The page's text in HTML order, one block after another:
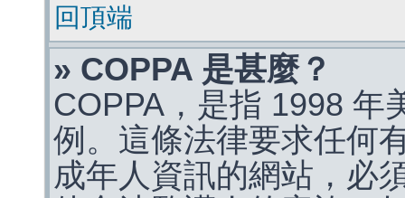
回頂端
» COPPA 是甚麼？
COPPA，是指 1998 年
例。這條法律要求任何
成年人資訊的網站，必